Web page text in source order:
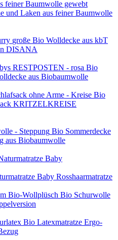
und Laken aus feiner Baumwolle
große Bio Wolldecke aus kbT
DISANA
RESTPOSTEN - rosa Bio
aus Biobaumwolle
Bio
KRITZELKREISE
Bio Sommerdecke
aus Biobaumwolle
Baby Rosshaarmatratze
Bio Schurwolle
Bio Latexmatratze Ergo-